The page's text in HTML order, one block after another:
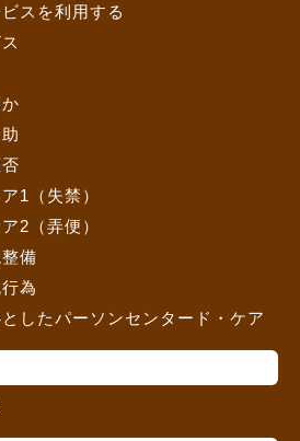
スを利用する
1（失禁）
2（弄便）
備
為
したパーソンセンタード・ケア